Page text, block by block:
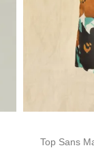
Top Sans